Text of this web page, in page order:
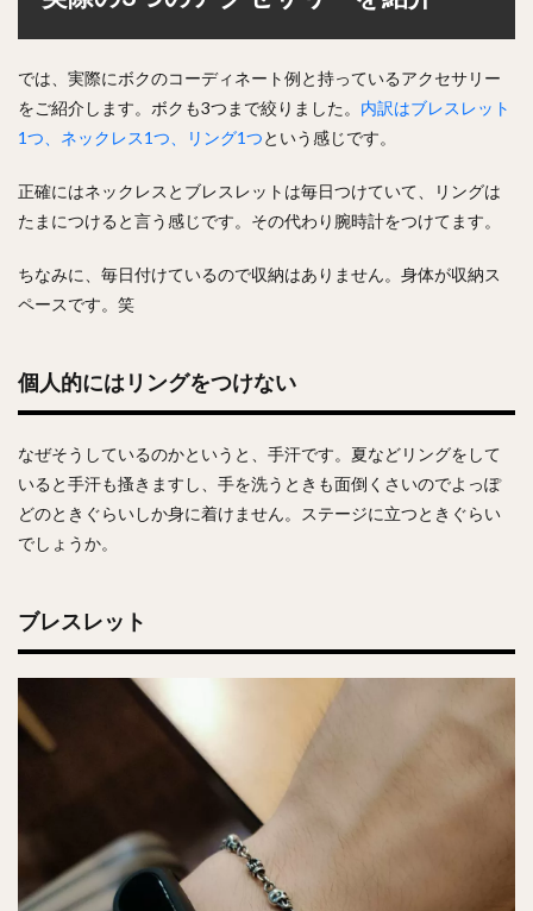
では、実際にボクのコーディネート例と持っているアクセサリー
をご紹介します。ボクも3つまで絞りました。 内訳はブレスレット
1つ、ネックレス1つ、リング1つという感じです。
正確にはネックレスとブレスレットは毎日つけていて、リングは
たまにつけると言う感じです。その代わり腕時計をつけてます。
ちなみに、毎日付けているので収納はありません。身体が収納ス
ペースです。笑
個人的にはリングをつけない
なぜそうしているのかというと、 手汗です。夏などリングをして
いると手汗も搔きますし、手を洗うときも面倒くさいのでよっぽ
どのときぐらいしか身に着けません。ステージに立つときぐらい
でしょうか。
ブレスレット